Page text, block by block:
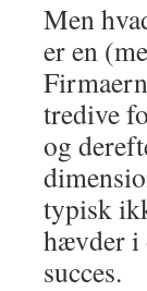
Men
er en
tredive
og
typisk
hævder i
succes.